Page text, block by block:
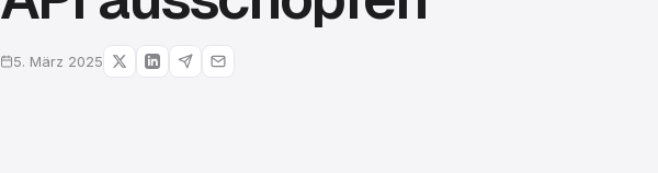
5. März 2025